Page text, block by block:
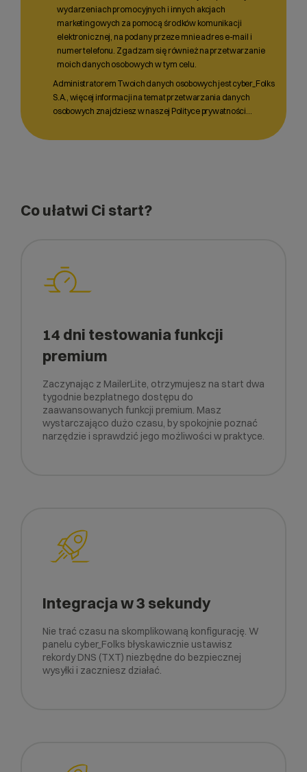
wydarzeniach promocyjnych i innych akcjach
marketingowych za pomocą środków komunikacji
elektronicznej, na podany przeze mnie adres e-mail i
numer telefonu. Zgadzam się również na przetwarzanie
moich danych osobowych w tym celu.
Administratorem Twoich danych osobowych jest cyber_Folks
S.A., więcej informacji na temat przetwarzania danych
osobowych znajdziesz w naszej Polityce prywatności…
Co ułatwi Ci start?
14 dni testowania funkcji
premium
Zaczynając z MailerLite, otrzymujesz na start dwa
tygodnie bezpłatnego dostępu do
zaawansowanych funkcji premium. Masz
wystarczająco dużo czasu, by spokojnie poznać
narzędzie i sprawdzić jego możliwości w praktyce.
Integracja w 3 sekundy
Nie trać czasu na skomplikowaną konfigurację. W
panelu cyber_Folks błyskawicznie ustawisz
rekordy DNS (TXT) niezbędne do bezpiecznej
wysyłki i zaczniesz działać.